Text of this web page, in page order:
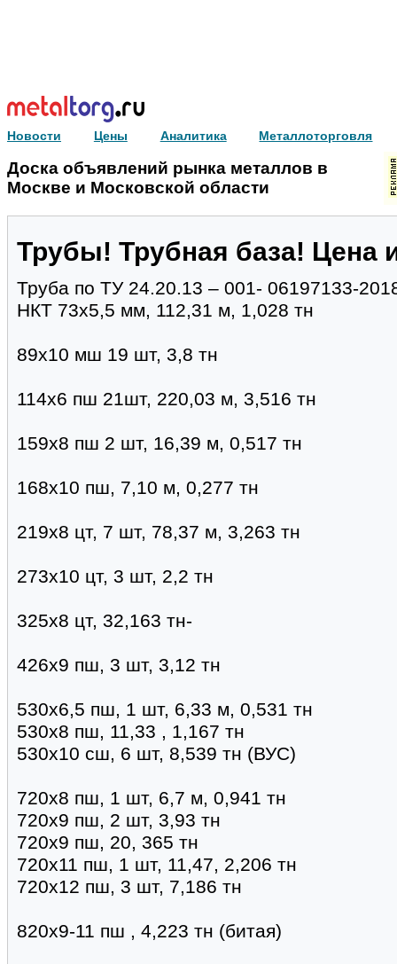
Новости Цены Аналитика Металлоторговля
Доска объявлений рынка металлов в
Москве и Московской области
Трубы! Трубная база! Цена
Труба по ТУ 24.20.13 – 001- 06197133-
НКТ 73х5,5 мм, 112,31 м, 1,028 тн
89х10 мш 19 шт, 3,8 тн
114х6 пш 21шт, 220,03 м, 3,516 тн
159х8 пш 2 шт, 16,39 м, 0,517 тн
168х10 пш, 7,10 м, 0,277 тн
219х8 цт, 7 шт, 78,37 м, 3,263 тн
273х10 цт, 3 шт, 2,2 тн
325х8 цт, 32,163 тн-
426х9 пш, 3 шт, 3,12 тн
530х6,5 пш, 1 шт, 6,33 м, 0,531 тн
530х8 пш, 11,33 , 1,167 тн
530х10 сш, 6 шт, 8,539 тн (ВУС)
720х8 пш, 1 шт, 6,7 м, 0,941 тн
720х9 пш, 2 шт, 3,93 тн
720х9 пш, 20, 365 тн
720х11 пш, 1 шт, 11,47, 2,206 тн
720х12 пш, 3 шт, 7,186 тн
820х9-11 пш , 4,223 тн (битая)